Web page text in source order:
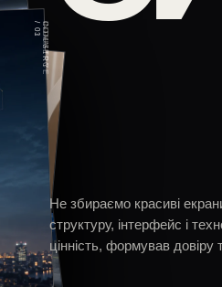
Не збираємо красиві
структуру, інтерфейс і
цінність, формував довіру
I
N
D
U
S
T
R
Y
/
0
1C
O
M
M
E
R
C
E
/
0
3